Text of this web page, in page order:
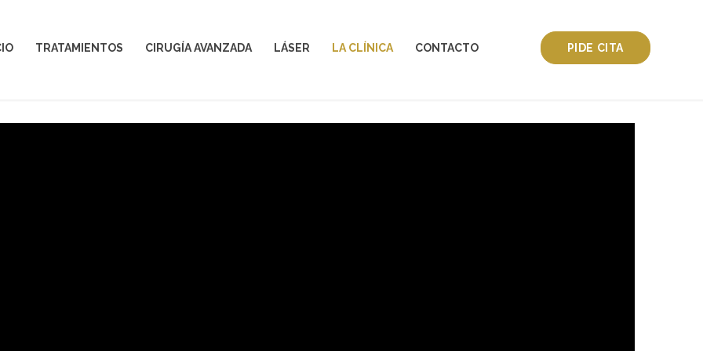
TRATAMIENTOS CIRUGÍA AVANZADA LÁSER LA CLÍNICA CONTACTO PIDE CITA